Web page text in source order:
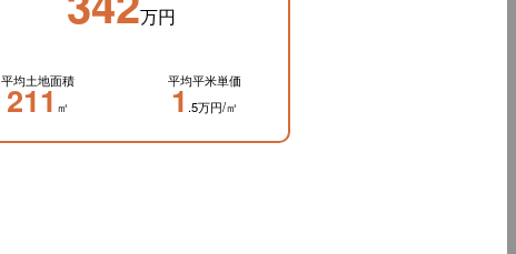
万円
平均土地面積
211㎡
平均平米単価
1 .5万円/㎡